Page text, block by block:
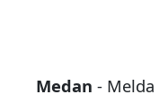
Medan - Melda